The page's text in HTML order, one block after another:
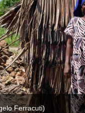
Ferracuti)